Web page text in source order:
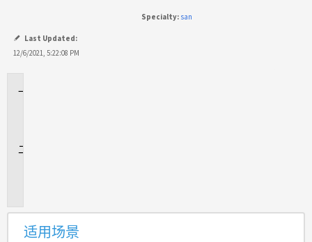
Specialty: san
Last Updated:
12/6/2021, 5:22:08 PM
适用场景